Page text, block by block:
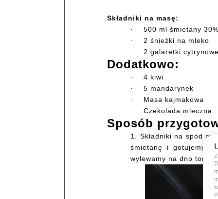
Składniki na masę:
· 500 ml śmietany
· 2 śnieżki na mleko
· 2 galaretki
Dodatkowo:
· 4 kiwi
· 5 mandarynek
· Masa kajmakowa
· Czekolada mleczna
Sposób
1.
Składniki na spód
śmietanę i gotujemy
wylewamy na dno